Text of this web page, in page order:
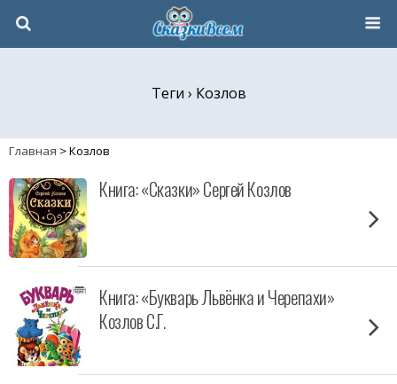
Теги › Козлов
Главная >Козлов
Книга: «Сказки» Сергей Козлов
Книга: «Букварь Львёнка и Черепахи»
Козлов С.Г.